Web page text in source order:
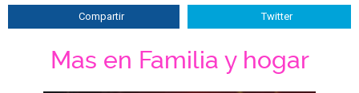
Compartir Twitter
Mas en Familia y hogar